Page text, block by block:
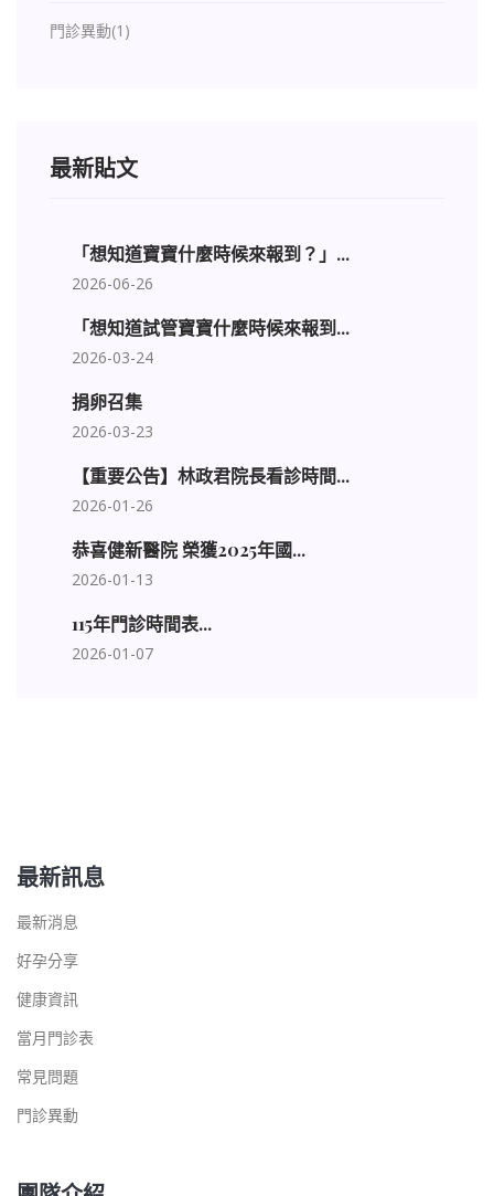
門診異動(1)
最新貼文
「想知道寶寶什麼時候來報到？」...
2026-06-26
「想知道試管寶寶什麼時候來報到...
2026-03-24
捐卵召集
2026-03-23
【重要公告】林政君院長看診時間...
2026-01-26
恭喜健新醫院 榮獲2025年國...
2026-01-13
115年門診時間表...
2026-01-07
最新訊息
最新消息
好孕分享
健康資訊
當月門診表
常見問題
門診異動